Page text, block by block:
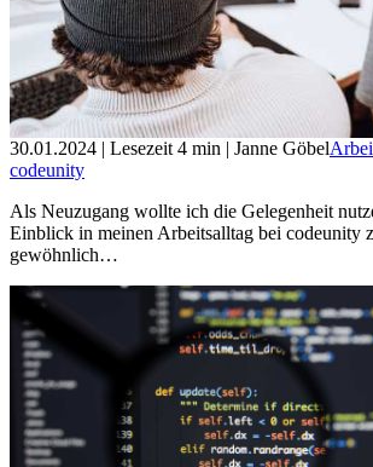
30.01.2024 | Lesezeit 4 min | Janne Göbel
codeunity
Als Neuzugang wollte ich die Gelegenheit
Einblick in meinen Arbeitsalltag bei codeunity
gewöhnlich…